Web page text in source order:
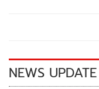
k k
NEWS UPDATE